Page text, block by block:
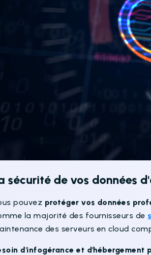
sécurité de vos données
pouvez protéger vos données
la majorité des fournisseurs de
des serveurs en cloud
d'infogérance et d'hébergement